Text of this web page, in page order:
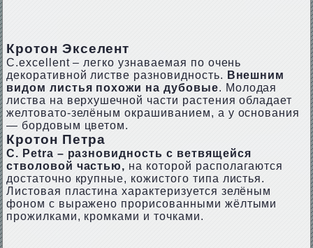
Кротон Экселент
С.еxсеllеnt – легко узнаваемая по очень
декоративной листве разновидность. Внешним
видом листья похожи на дубовые. Молодая
листва на верхушечной части растения обладает
желтовато-зелёным окрашиванием, а у основания
— бордовым цветом.
Кротон Петра
С. Реtrа – разновидность с ветвящейся
стволовой частью, на которой располагаются
достаточно крупные, кожистого типа листья.
Листовая пластина характеризуется зелёным
фоном с выражено прорисованными жёлтыми
прожилками, кромками и точками.